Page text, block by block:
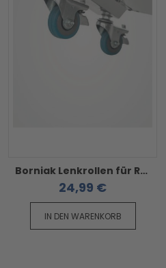
Borniak Lenkrollen für Räucheröfen - 4er Set
24,99 €
IN DEN WARENKORB